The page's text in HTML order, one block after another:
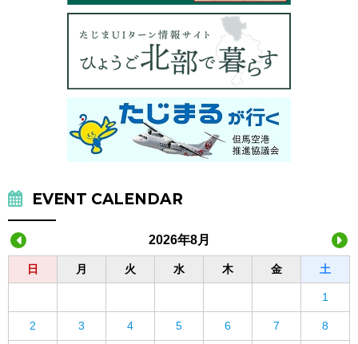
EVENT CALENDAR
2026年8月
日 月 火 水 木 金 土
1
2 3 4 5 6 7 8